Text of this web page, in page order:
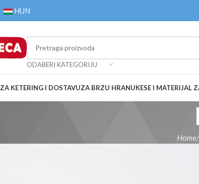
HUN
ODABERI KATEGORIJU
ZA KETERING I DOSTAVUZA BRZU HRANUKESE I MATERIJAL
Home